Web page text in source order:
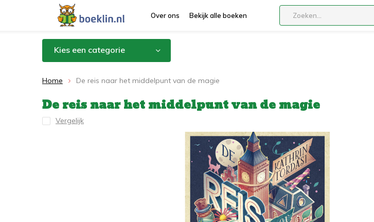
Over ons Bekijk alle boeken
Kies een categorie
Home De reis naar het middelpunt van de magie
De reis naar het middelpunt van de magie
Vergelijk